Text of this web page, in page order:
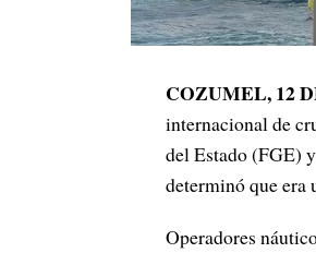
COZUMEL, 12
internacional de
del Estado (FGE)
determinó que era
Operadores